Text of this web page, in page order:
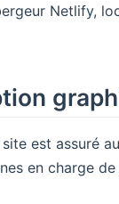
Netlify,
est assuré
en charge